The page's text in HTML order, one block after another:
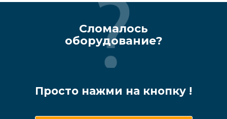
Сломалось
оборудование?
Просто нажми на кнопку !